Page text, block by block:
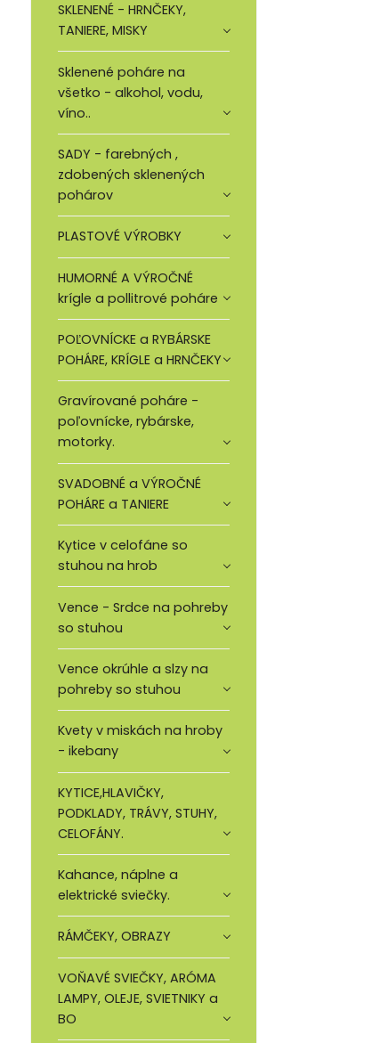
SKLENENÉ - HRNČEKY,
TANIERE, MISKY
Sklenené poháre na
všetko - alkohol, vodu,
víno..
SADY - farebných ,
zdobených sklenených
pohárov
PLASTOVÉ VÝROBKY
HUMORNÉ A VÝROČNÉ
krígle a pollitrové poháre
POĽOVNÍCKE a RYBÁRSKE
POHÁRE, KRÍGLE a HRNČEKY
Gravírované poháre -
poľovnícke, rybárske,
motorky.
SVADOBNÉ a VÝROČNÉ
POHÁRE a TANIERE
Kytice v celofáne so
stuhou na hrob
Vence - Srdce na pohreby
so stuhou
Vence okrúhle a slzy na
pohreby so stuhou
Kvety v miskách na hroby
- ikebany
KYTICE,HLAVIČKY,
PODKLADY, TRÁVY, STUHY,
CELOFÁNY.
Kahance, náplne a
elektrické sviečky.
RÁMČEKY, OBRAZY
VOŇAVÉ SVIEČKY, ARÓMA
LAMPY, OLEJE, SVIETNIKY a
BO